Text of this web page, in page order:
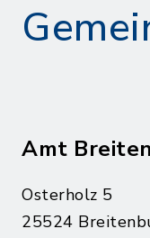
Amt
Osterholz 5
25524